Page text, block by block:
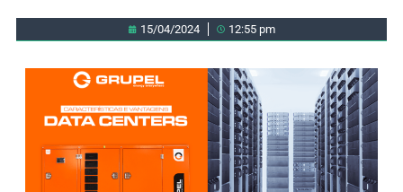
15/04/2024 12:55 pm